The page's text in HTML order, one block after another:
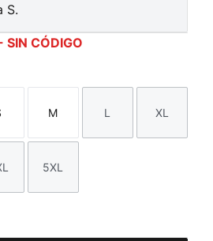
S.
SIN CÓDIGO
Talla
M
Talla
L
Talla
XL
Talla
5XL